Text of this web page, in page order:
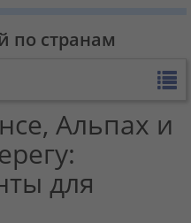
по странам
Альпах и
для